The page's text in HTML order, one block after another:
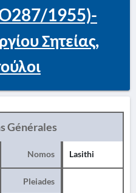
1955)-
Σητείας,
Générales
Nomos Lasithi
Pleiades